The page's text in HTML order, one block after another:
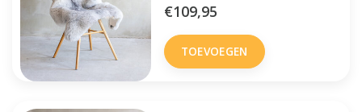
€109,95
TOEVOEGEN